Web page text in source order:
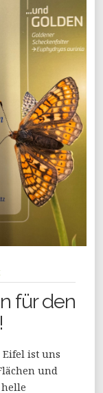
für den
ist uns
und
helle